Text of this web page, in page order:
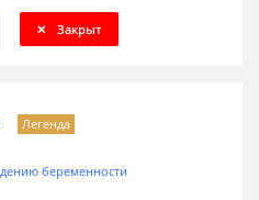
Закрыт
Легенда
беременности